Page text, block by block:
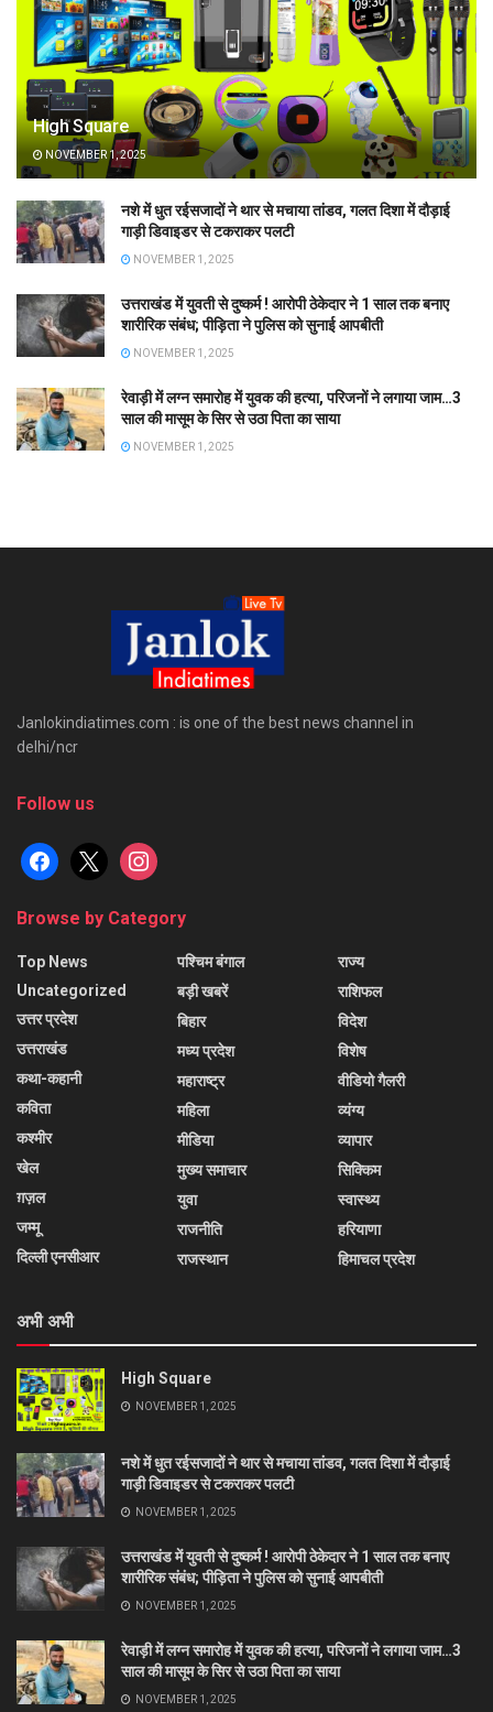
High Square
NOVEMBER 1, 2025
नशे में धुत रईसजादों ने थार से मचाया तांडव, गलत दिशा में दौड़ाई
गाड़ी डिवाइडर से टकराकर पलटी
NOVEMBER 1, 2025
उत्तराखंड में युवती से दुष्कर्म ! आरोपी ठेकेदार ने 1 साल तक बनाए
शारीरिक संबंध; पीड़िता ने पुलिस को सुनाई आपबीती
NOVEMBER 1, 2025
रेवाड़ी में लग्न समारोह में युवक की हत्या, परिजनों ने लगाया जाम…3
साल की मासूम के सिर से उठा पिता का साया
NOVEMBER 1, 2025
Janlokindiatimes.com : is one of the best news channel in
delhi/ncr
Follow us
facebook
x instagram
Browse by Category
Top News
Uncategorized
उत्तर प्रदेश
उत्तराखंड
कथा-कहानी
कविता
कश्मीर
खेल
ग़ज़ल
जम्मू
दिल्ली एनसीआर
पश्चिम बंगाल
बड़ी खबरें
बिहार
मध्य प्रदेश
महाराष्ट्र
महिला
मीडिया
मुख्य समाचार
युवा
राजनीति
राजस्थान
राज्य
राशिफल
विदेश
विशेष
वीडियो गैलरी
व्यंग्य
व्यापार
सिक्किम
स्वास्थ्य
हरियाणा
हिमाचल प्रदेश
अभी अभी
High Square
NOVEMBER 1, 2025
नशे में धुत रईसजादों ने थार से मचाया तांडव, गलत दिशा में दौड़ाई
गाड़ी डिवाइडर से टकराकर पलटी
NOVEMBER 1, 2025
उत्तराखंड में युवती से दुष्कर्म ! आरोपी ठेकेदार ने 1 साल तक बनाए
शारीरिक संबंध; पीड़िता ने पुलिस को सुनाई आपबीती
NOVEMBER 1, 2025
रेवाड़ी में लग्न समारोह में युवक की हत्या, परिजनों ने लगाया जाम…3
साल की मासूम के सिर से उठा पिता का साया
NOVEMBER 1, 2025